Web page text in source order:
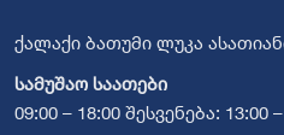
ქალაქი ბათუმი ლუკა
სამუშაო საათები
09:00 – 18:00 შესვენება: 13:00